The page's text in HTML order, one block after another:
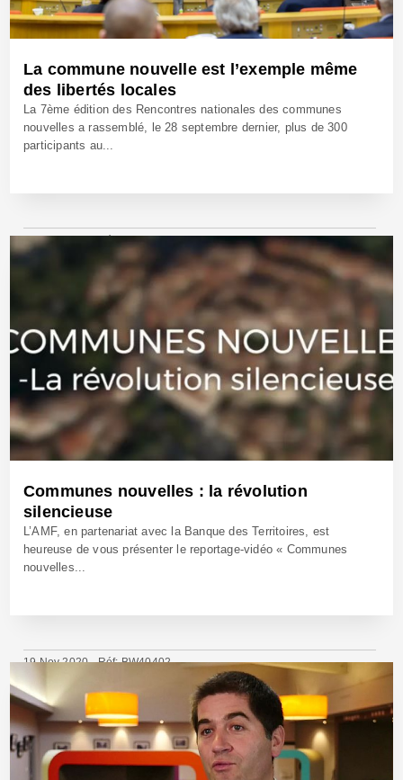
La commune nouvelle est l’exemple même
des libertés locales
La 7ème édition des Rencontres nationales des communes
nouvelles a rassemblé, le 28 septembre dernier, plus de 300
participants au...
30 Sep 2022 - Réf: BW41378
Communes nouvelles : la révolution
silencieuse
L’AMF, en partenariat avec la Banque des Territoires, est
heureuse de vous présenter le reportage-vidéo « Communes
nouvelles...
19 Nov 2020 - Réf: BW40402